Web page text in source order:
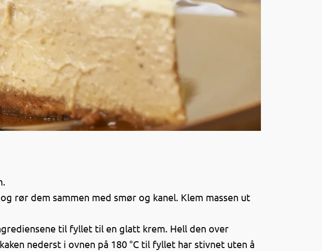
rør dem sammen med smør og kanel. Klem massen ut
til fyllet til en glatt krem. Hell den over
nederst i ovnen på 180 °C til fyllet har stivnet uten å